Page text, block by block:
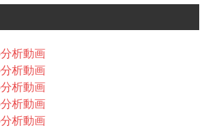
析動画
析動画
析動画
析動画
析動画